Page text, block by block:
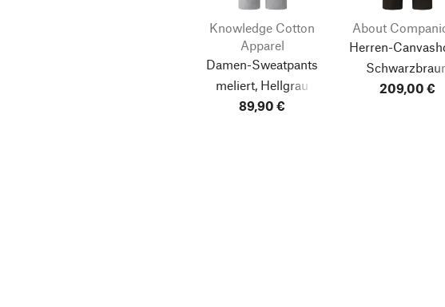
Knowledge Cotton
Apparel
Damen-Sweatpants
meliert, Hellgrau
89,90 €
About
Herren-
209,00 €